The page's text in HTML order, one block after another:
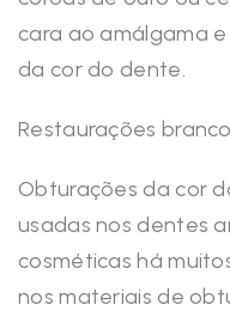
cara ao amálgama
da cor do dente.
Restaurações
Obturações da cor
usadas nos dentes
cosméticas há
nos materiais de